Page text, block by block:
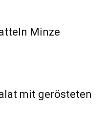
Minze
mit gerösteten